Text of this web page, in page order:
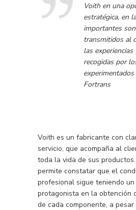
Voith en una
estratégica, en
importantes
transmitidos al
las experiencias
recogidas por
Fortrans
Voith es un fabricante con
servicio, que acompaña al
toda la vida de sus
permite constatar que el
profesional sigue teniendo
protagonista en la obtención
de cada componente, a